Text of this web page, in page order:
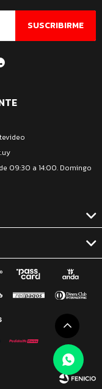
09:30 a 14:00. Domingo
SUSCRIBIRME